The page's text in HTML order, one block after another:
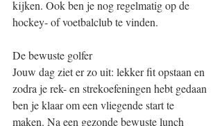
kijken. Ook ben je nog regelmatig op de
hockey- of voetbalclub te vinden.
De bewuste golfer
Jouw dag ziet er zo uit: lekker fit opstaan en
zodra je rek- en strekoefeningen hebt gedaan
ben je klaar om een vliegende start te
maken. Na een gezonde bewuste lunch